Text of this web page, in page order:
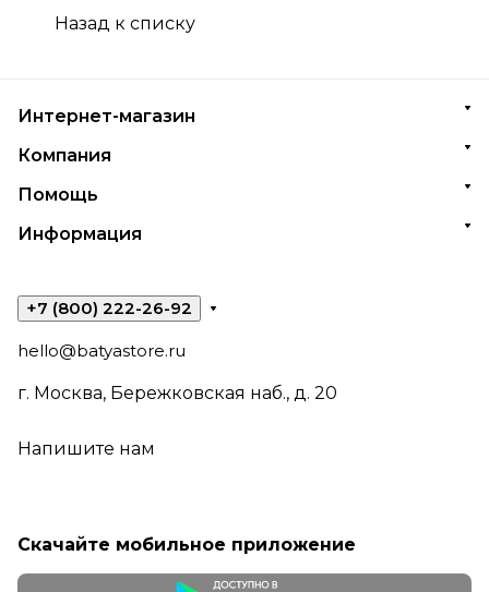
Назад к списку
Интернет-магазин
Компания
Помощь
Информация
+7 (800) 222-26-92
hello@batyastore.ru
г. Москва, Бережковская наб., д. 20
Напишите нам
Скачайте мобильное приложение